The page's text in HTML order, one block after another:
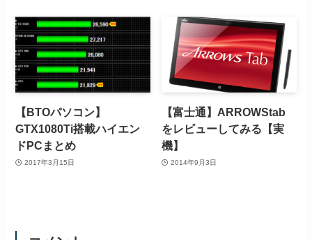
【BTOパソコン】
GTX1080Ti搭載ハイエン
ドPCまとめ
2017年3月15日
【富士通】ARROWStab
をレビューしてみる【実
機】
2014年9月3日